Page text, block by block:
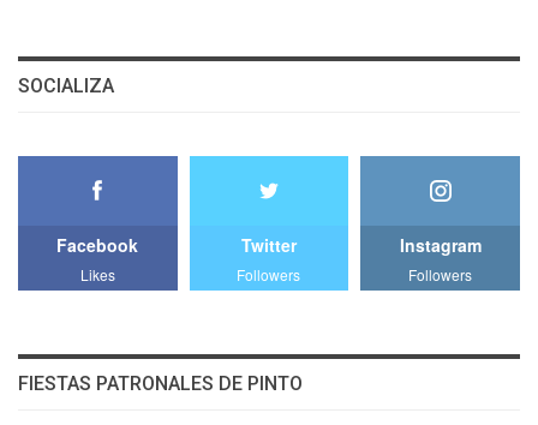
SOCIALIZA
Facebook
Likes
Twitter
Followers
Instagram
Followers
FIESTAS PATRONALES DE PINTO